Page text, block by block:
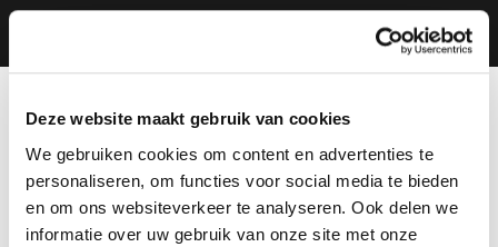
Deze website maakt gebruik van cookies
We gebruiken cookies om content en advertenties te
personaliseren, om functies voor social media te bieden
en om ons websiteverkeer te analyseren. Ook delen we
informatie over uw gebruik van onze site met onze